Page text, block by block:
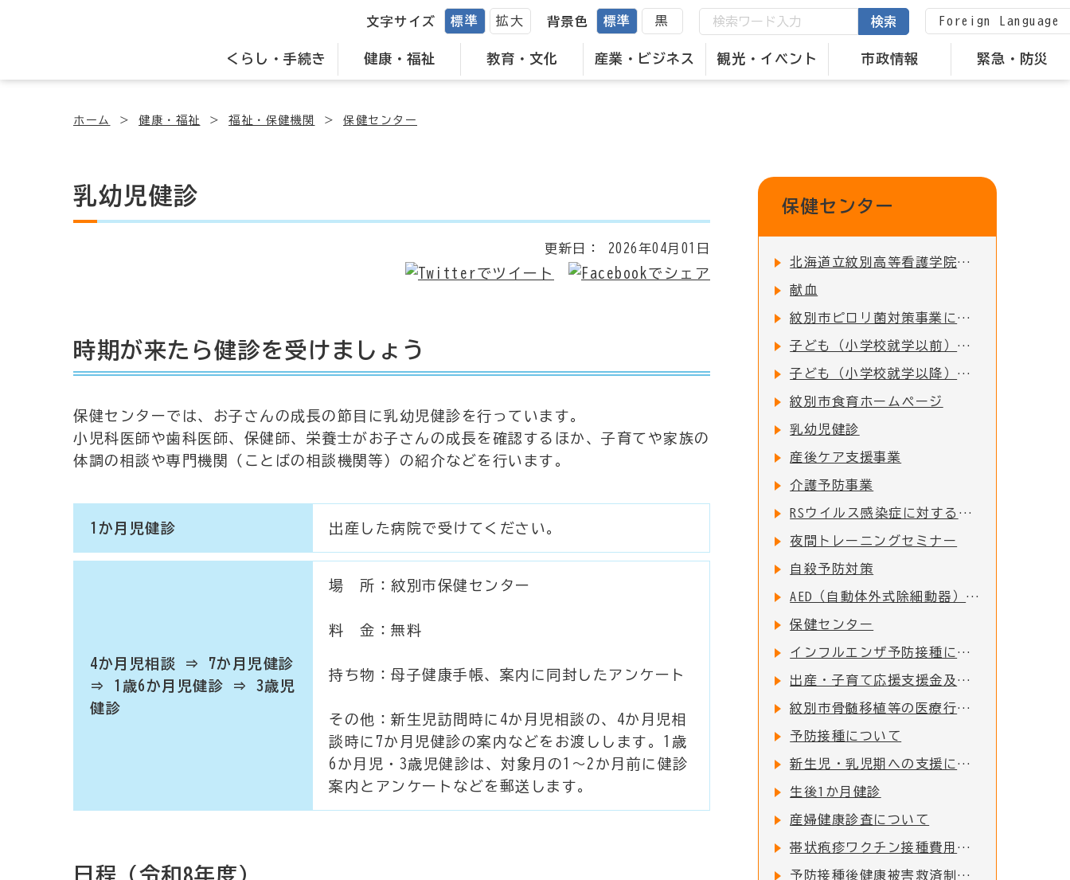
くらし・手続き 健康・福祉 教育・文化 産業・ビジネス 観光・イベント 市政情報 緊急・防災
文字サイズ 標準 拡大 背景色 標準 黒 検索 Foreign Language
ホーム 健康・福祉 福祉・保健機関 保健センター
乳幼児健診
更新日： 2026年04月01日
時期が来たら健診を受けましょう
保健センターでは、お子さんの成長の節目に乳幼児健診を行っています。
小児科医師や歯科医師、保健師、栄養士がお子さんの成長を確認するほか、子育てや家族の
体調の相談や専門機関（ことばの相談機関等）の紹介などを行います。
1か月児健診 出産した病院で受けてください。
4か月児相談 ⇒ 7か月児健診
⇒ 1歳6か月児健診 ⇒ 3歳児
健診
場 所：紋別市保健センター
料 金：無料
持ち物：母子健康手帳、案内に同封したアンケート
その他：新生児訪問時に4か月児相談の、4か月児相
談時に7か月児健診の案内などをお渡しします。1歳
6か月児・3歳児健診は、対象月の1～2か月前に健診
案内とアンケートなどを郵送します。
日程（令和8年度）
保健センター
北海道立紋別高等看護学院について
献血
紋別市ピロリ菌対策事業について
子ども（小学校就学以前）の予防接種
子ども（小学校就学以降）の予防接種
紋別市食育ホームページ
乳幼児健診
産後ケア支援事業
介護予防事業
RSウイルス感染症に対する母子免疫ワクチンの定期接種の実施について
夜間トレーニングセミナー
自殺予防対策
AED（自動体外式除細動器）配置施設一覧
保健センター
インフルエンザ予防接種について
出産・子育て応援支援金及び出産・子育て応援ギフト(妊婦支援給付)について
紋別市骨髄移植等の医療行為により免疫を失った者に対する予防接種費用助成
予防接種について
新生児・乳児期への支援について
生後1か月健診
産婦健康診査について
帯状疱疹ワクチン接種費用の一部助成について
予防接種後健康被害救済制度について